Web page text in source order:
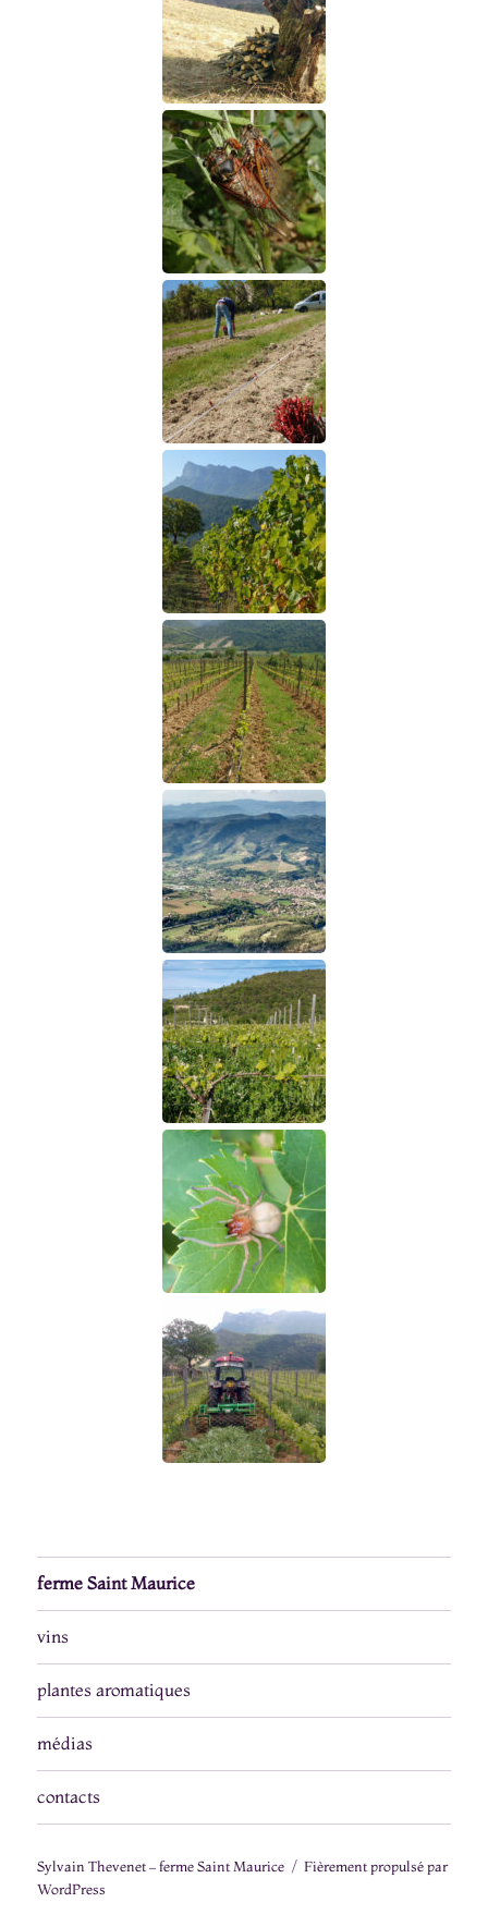
ferme Saint Maurice
vins
plantes aromatiques
médias
contacts
Sylvain Thevenet – ferme Saint Maurice
Fièrement propulsé par
WordPress